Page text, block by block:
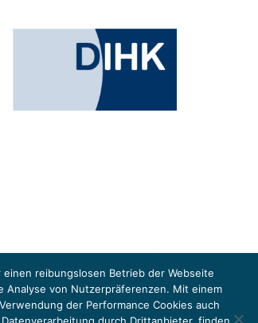
Klimaschutz, Naturschutz und nukleare
reibungslosen Betrieb der Webseite
Analyse von Nutzerpräferenzen. Mit einem
der Performance Cookies auch